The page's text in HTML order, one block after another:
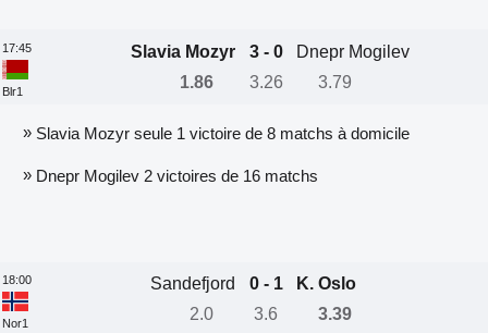
17:45
Blr1
Slavia Mozyr 3 - 0
Dnepr Mogilev
1.86
3.26 3.79
»Slavia Mozyr seule 1 victoire de 8 matchs à domicile
»Dnepr Mogilev 2 victoires de 16 matchs
18:00
Nor1
Sandefjord 0 - 1
K. Oslo
2.0
3.6 3.39